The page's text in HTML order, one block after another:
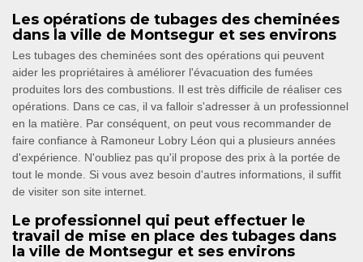
Les opérations de tubages des cheminées
dans la ville de Montsegur et ses environs
Les tubages des cheminées sont des opérations qui peuvent
aider les propriétaires à améliorer l'évacuation des fumées
produites lors des combustions. Il est très difficile de réaliser ces
opérations. Dans ce cas, il va falloir s'adresser à un professionnel
en la matière. Par conséquent, on peut vous recommander de
faire confiance à Ramoneur Lobry Léon qui a plusieurs années
d'expérience. N'oubliez pas qu'il propose des prix à la portée de
tout le monde. Si vous avez besoin d'autres informations, il suffit
de visiter son site internet.
Le professionnel qui peut effectuer le
travail de mise en place des tubages dans
la ville de Montsegur et ses environs